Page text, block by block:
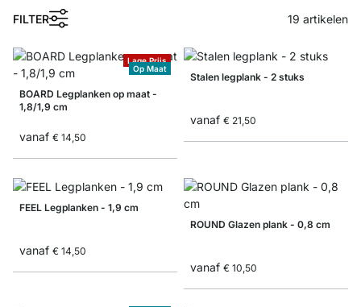
FILTER 19 artikelen
Lage Prijs
Op Maat
BOARD Legplanken op maat -
1,8/1,9 cm
vanaf € 14,50
Stalen legplank - 2 stuks
vanaf € 21,50
FEEL Legplanken - 1,9 cm
vanaf € 14,50
ROUND Glazen plank - 0,8 cm
vanaf € 10,50